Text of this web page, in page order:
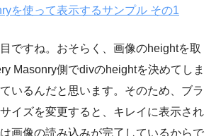
を使って表示するサンプル その1
ですね。おそらく、画像のheightを取
Masonry側でdivのheightを決めてしま
いるんだと思います。そのため、ブラ
イズを変更すると、キレイに表示され
画像の読み込みが完了しているからで